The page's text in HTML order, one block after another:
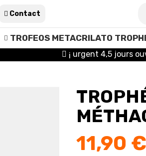
Contact
TROFEOS METACRILATO
¡ urgent 4,5 jours
11,90 €